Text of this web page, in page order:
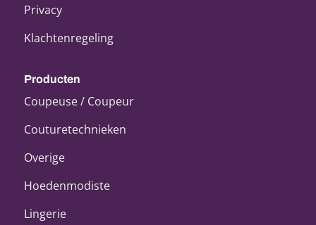
Privacy
Klachtenregeling
Producten
Coupeuse / Coupeur
Couturetechnieken
Overige
Hoedenmodiste
Lingerie